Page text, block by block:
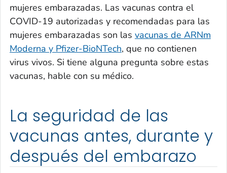
mujeres embarazadas. Las vacunas contra el
COVID-19 autorizadas y recomendadas para las
mujeres embarazadas son las vacunas de ARNm
Moderna y Pfizer-BioNTech, que no contienen
virus vivos. Si tiene alguna pregunta sobre estas
vacunas, hable con su médico.
La seguridad de las
vacunas antes, durante y
después del embarazo